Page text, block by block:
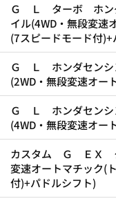
Ｇ Ｌ ターボ ホン
イル(4WD・無段変速
(7スピードモード付)+
Ｇ Ｌ ホンダセンシ
(2WD・無段変速オー
Ｇ Ｌ ホンダセンシ
(4WD・無段変速オー
カスタム Ｇ ＥＸ
変速オートマチック(
付)+パドルシフト)